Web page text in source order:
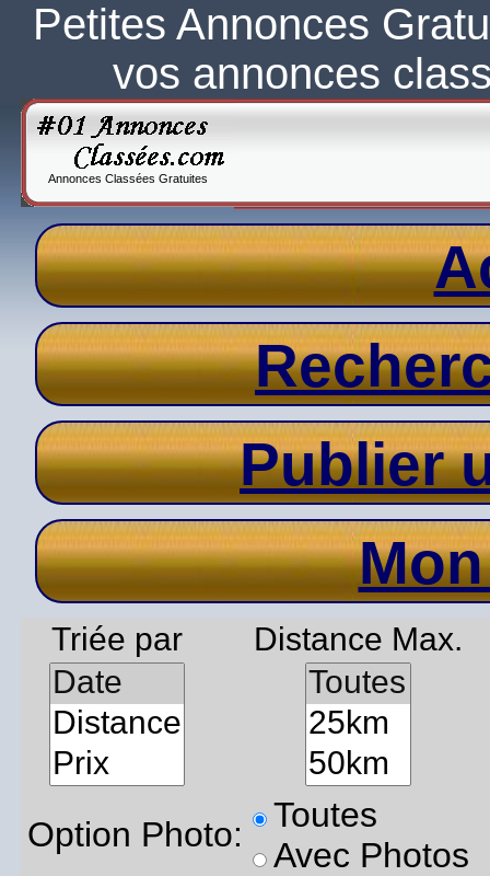
Petites Annonces
vos annonces
Annonces Classées Gratuites
Publier
Triée par Distance Max.
Option Photo:
Toutes
Avec Photos